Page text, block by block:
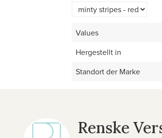
Values
Hergestellt in
Standort der Marke
Renske